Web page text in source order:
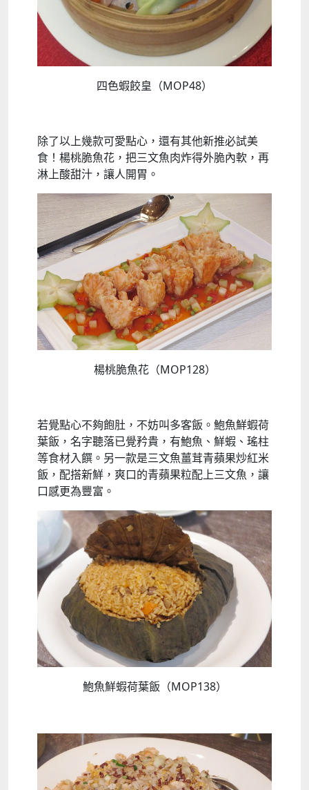
四色蝦餃皇（MOP48）
除了以上幾款可愛點心，還有其他新推必試美
食！楊桃脆魚花，把三文魚肉炸得外脆內軟，再
淋上酸甜汁，讓人開胃。
楊桃脆魚花（MOP128）
若覺點心不夠飽肚，不妨叫多客飯。鮑魚鮮蝦荷
葉飯，名字聽落已覺矜貴，有鮑魚、鮮蝦、瑤柱
等食材入饌。另一款是三文魚薑茸青蘋果炒紅米
飯，配搭新鮮，爽口的青蘋果粒配上三文魚，讓
口感更為豐富。
鮑魚鮮蝦荷葉飯（MOP138）